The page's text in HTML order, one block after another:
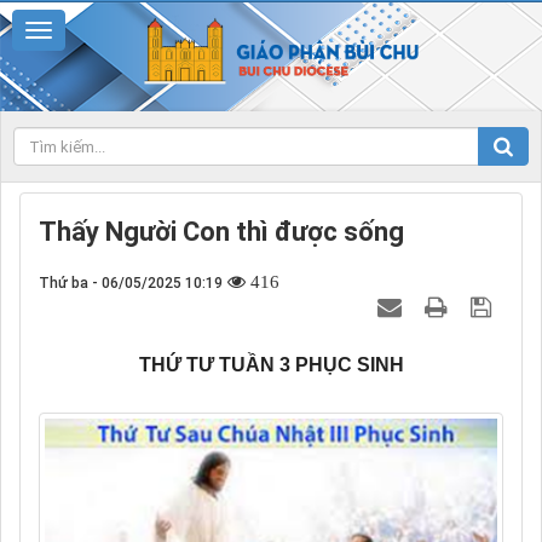
Thấy Người Con thì được sống
Thứ ba - 06/05/2025 10:19 416
THỨ TƯ TUẦN 3 PHỤC SINH